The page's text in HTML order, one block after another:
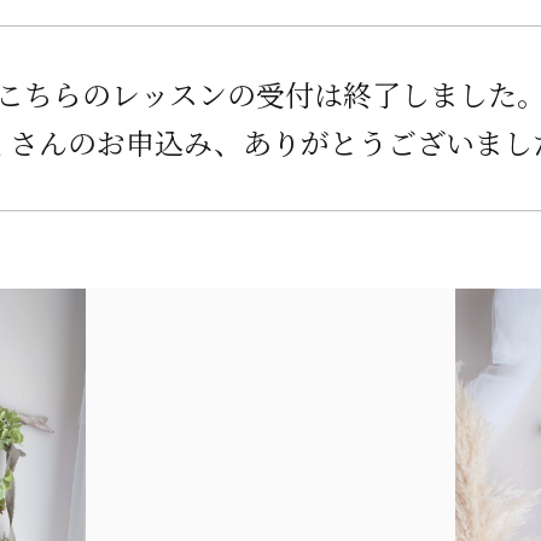
ちらのレッスンの受付は終了しました
んのお申込み、 ありがとうございま